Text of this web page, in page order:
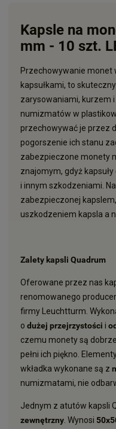
Kapsle na
mm - 10 szt.
Przechowywanie monet
kapsułkami, to
zarysowaniami, kurzem
numizmatów w
przechowywać je przez
pogorszenie ich stanu
zabezpieczone monety
znajomym, gdyż
i innym szkodzeniami.
zabezpieczonej
uszkodzeniem kapsla a
Zalety kapsli Quadrum
Oferowane przez nas
renomowanego
firmy Leuchtturm.
o dużej przejrzystości i
czemu monety są
pełni ich piękno.
wkładka wykonane są z
numizmatami, nie
Jednym z atutów kapsli
zewnętrzny . Wynosi